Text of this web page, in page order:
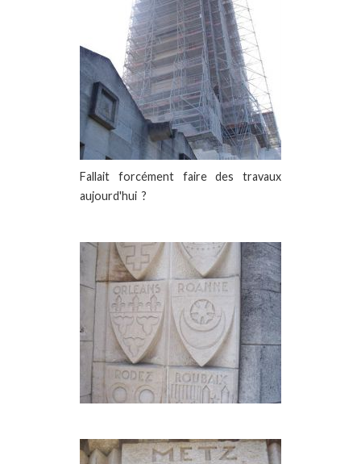
Fallait forcément faire des travaux
aujourd'hui ?